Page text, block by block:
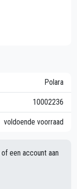
Polara
10002236
voldoende voorraad
een account aan